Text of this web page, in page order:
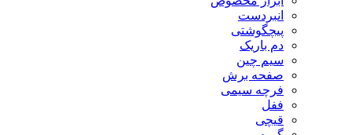
انبردست
پیچگوشتی
دم باریک
سیم چین
صفحه برش
فرچه سیمی
ففل
قیچی